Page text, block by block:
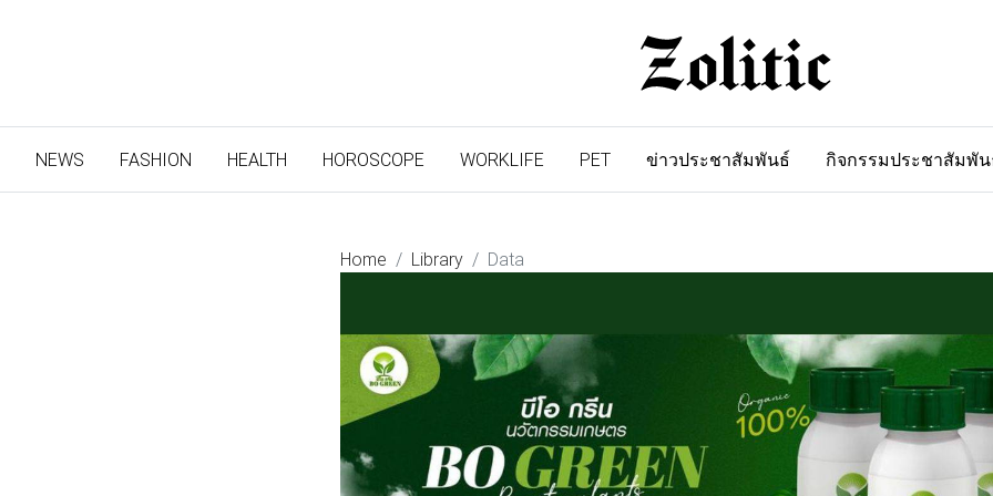
NEWS (CURRENT)
FASHION HEALTH HOROSCOPE WORKLIFE PET ข่าวประชาสัมพันธ์ กิจกรรมประชาสัมพั
Home Library Data